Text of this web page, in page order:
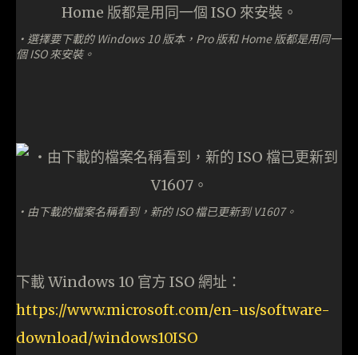
・選擇要下載的 Windows 10 版本，Pro 版和 Home 版都是用同一
個 ISO 來安裝。
・由下載的檔案名稱看到，新的 ISO 檔已更新到 V1607。
下載 Windows 10 官方 ISO 網址：
https://www.microsoft.com/en-us/software-
download/windows10ISO